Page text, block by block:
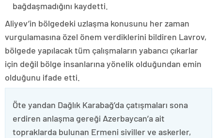
bağdaşmadığını kaydetti.
Aliyev’in bölgedeki uzlaşma konusunu her zaman
vurgulamasına özel önem verdiklerini bildiren Lavrov,
bölgede yapılacak tüm çalışmaların yabancı çıkarlar
için değil bölge insanlarına yönelik olduğundan emin
olduğunu ifade etti.
Öte yandan Dağlık Karabağ’da çatışmaları sona
erdiren anlaşma gereği Azerbaycan’a ait
topraklarda bulunan Ermeni siviller ve askerler,